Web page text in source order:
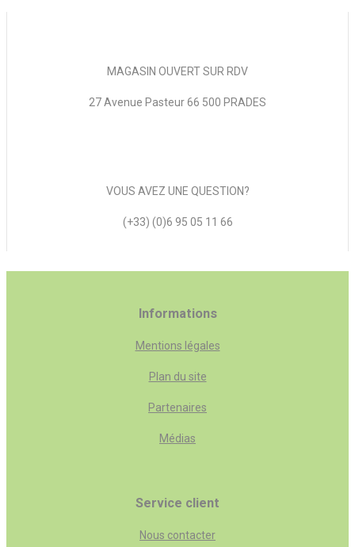
MAGASIN OUVERT SUR RDV
27 Avenue Pasteur 66 500 PRADES
VOUS AVEZ UNE QUESTION?
(+33) (0)6 95 05 11 66
Informations
Mentions légales
Plan du site
Partenaires
Médias
Service client
Nous contacter